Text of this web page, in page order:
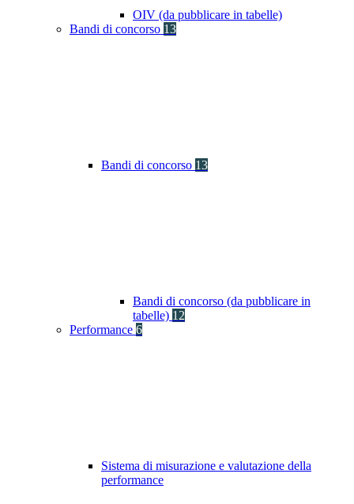
OIV (da pubblicare in tabelle)
Bandi di concorso 13
Bandi di concorso 13
Bandi di concorso (da pubblicare in
tabelle) 12
Performance 6
Sistema di misurazione e valutazione della
performance